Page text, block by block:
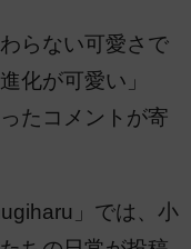
らない可愛さで
化が可愛い」
たコメントが寄
」では、小